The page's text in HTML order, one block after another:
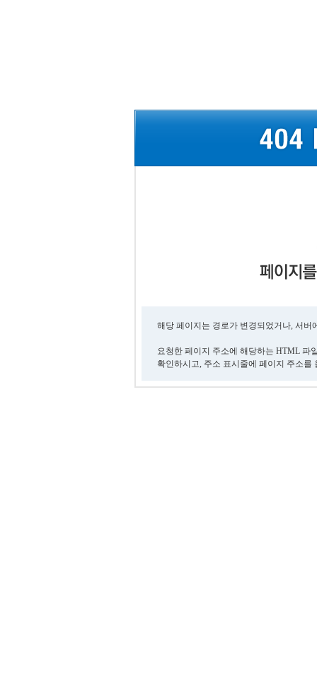
해당 페이지는 경로가 변경되었거나, 서
요청한 페이지 주소에 해당하는 HTML 파
확인하시고, 주소 표시줄에 페이지 주소